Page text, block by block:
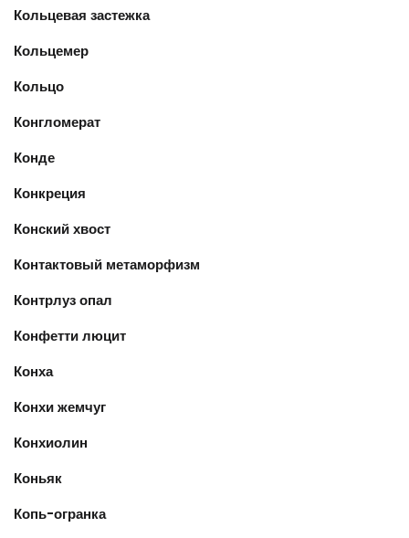
Кольцевая застежка
Кольцемер
Кольцо
Конгломерат
Конде
Конкреция
Конский хвост
Контактовый метаморфизм
Контрлуз опал
Конфетти люцит
Конха
Конхи жемчуг
Конхиолин
Коньяк
Копь-огранка